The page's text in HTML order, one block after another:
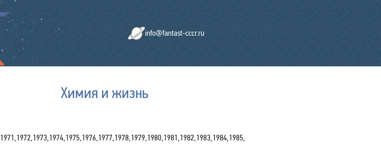
info@fantast-cccr.ru
Химия и жизнь
1971,1972,1973,1974,1975,1976,1977,1978,1979,1980,1981,1982,1983,1984,1985,